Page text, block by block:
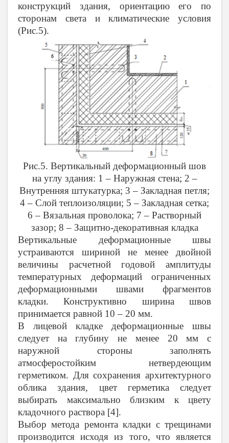
конструкций здания, ориентацию его по
сторонам света и климатические условия
(Рис.5).
Рис.5. Вертикальный деформационный шов
на углу здания: 1 – Наружная стена; 2 –
Внутренняя штукатурка; 3 – Закладная петля;
4 – Слой теплоизоляции; 5 – Закладная сетка;
6 – Вязальная проволока; 7 – Растворный
зазор; 8 – Защитно-декоративная кладка
Вертикальные деформационные швы
устраиваются шириной не менее двойной
величины расчетной годовой амплитуды
температурных деформаций ограниченных
деформационными швами фрагментов
кладки. Конструктивно ширина швов
принимается равной 10 – 20 мм.
В лицевой кладке деформационные швы
следует на глубину не менее 20 мм с
наружной стороны заполнять
атмосферостойким нетвердеющим
герметиком. Для сохранения архитектурного
облика здания, цвет герметика следует
выбирать максимально близким к цвету
кладочного раствора [4].
Выбор метода ремонта кладки с трещинами
производится исходя из того, что является